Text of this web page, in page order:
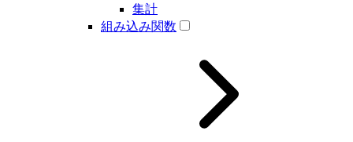
集計
組み込み関数